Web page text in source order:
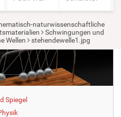
naturwissenschaftliche
Schwingungen und
Wellen stehendewelle1.jpg
Spiegel